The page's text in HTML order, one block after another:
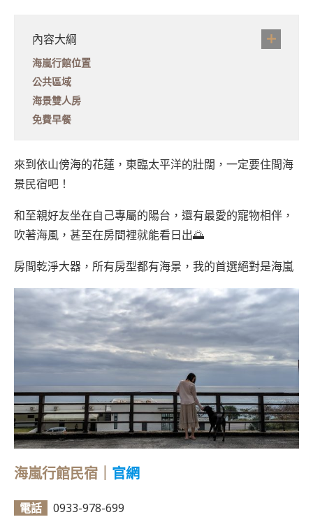
內容大綱
海嵐行館位置
公共區域
海景雙人房
免費早餐
來到依山傍海的花蓮，東臨太平洋的壯闊，一定要住間海
景民宿吧！
和至親好友坐在自己專屬的陽台，還有最愛的寵物相伴，
吹著海風，甚至在房間裡就能看日出🌅
房間乾淨大器，所有房型都有海景，我的首選絕對是海嵐
海嵐行館民宿｜ 官網
電話 0933-978-699